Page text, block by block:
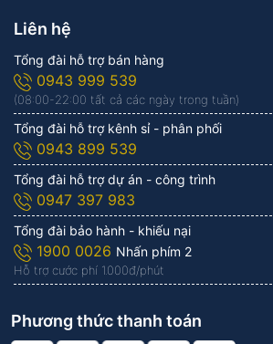
Liên hệ
Tổng đài hỗ trợ bán hàng
0943 999 539
(08:00-22:00 tất cả các ngày trong tuần)
Tổng đài hỗ trợ kênh sỉ - phân phối
0943 899 539
Tổng đài hỗ trợ dự án - công trình
0947 397 983
Tổng đài bảo hành - khiếu nại
1900 0026 Nhấn phím 2
Hỗ trợ cước phí 1.000đ/phút
Phương thức thanh toán